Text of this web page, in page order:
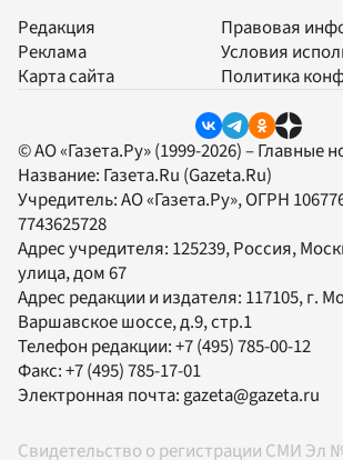
Редакция
Реклама
Карта сайта
Правовая
Условия
Политика
© АО «Газета.Ру» (1999-2026) – Главные
Название: Газета.Ru (Gazeta.Ru)
Учредитель:АО «Газета.Ру», ОГРН
7743625728
Адрес учредителя: 125239, Россия,
улица, дом 67
Адрес редакции и издателя: 117105, г.
Варшавское шоссе, д.9, стр.1
Телефон редакции:+7 (495) 785-00-12
Факс:+7 (495) 785-17-01
Электронная почта: gazeta@gazeta.ru
Свидетельство о регистрации СМИ Эл